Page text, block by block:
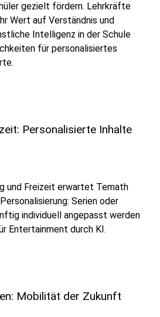
gezielt fördern. Lehrkräfte
Wert auf Verständnis und
Intelligenz in der Schule
für personalisiertes
Personalisierte Inhalte
und Freizeit erwartet Temath
Serien oder
individuell angepasst werden
Entertainment durch KI.
Mobilität der Zukunft